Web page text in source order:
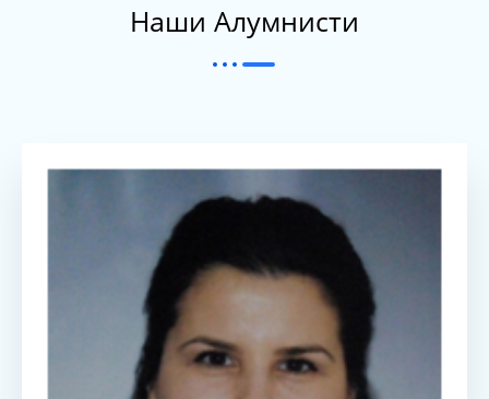
Наши Алумнисти